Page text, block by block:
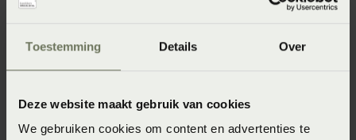
Toestemming Details Over
Deze website maakt gebruik van cookies
We gebruiken cookies om content en advertenties te
Artikelnummer
8718471504324
Wasinstructie